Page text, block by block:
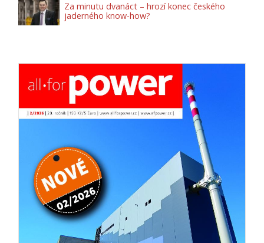
Za minutu dvanáct – hrozí konec českého
jaderného know-how?